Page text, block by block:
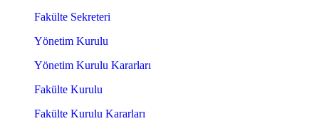
Fakülte Sekreteri
Yönetim Kurulu
Yönetim Kurulu Kararları
Fakülte Kurulu
Fakülte Kurulu Kararları